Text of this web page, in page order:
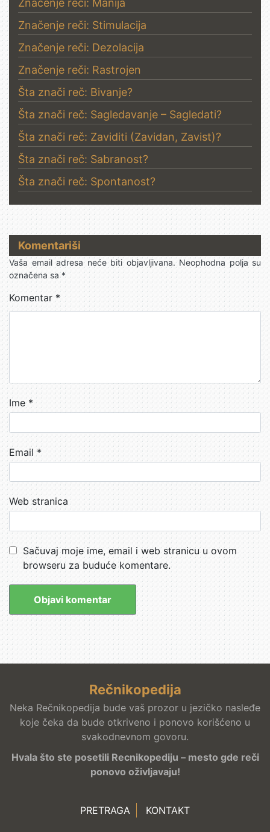
Značenje reči: Stimulacija
Značenje reči: Dezolacija
Značenje reči: Rastrojen
Šta znači reč: Bivanje?
Šta znači reč: Sagledavanje – Sagledati?
Šta znači reč: Zaviditi (Zavidan, Zavist)?
Šta znači reč: Sabranost?
Šta znači reč: Spontanost?
Komentariši
Vaša email adresa neće biti objavljivana. Neophodna polja su
označena sa*
Komentar *
Ime*
Email*
Web stranica
Sačuvaj moje ime, email i web stranicu u ovom
browseru za buduće komentare.
Rečnikopedija
Neka Rečnikopedija bude vaš prozor u jezičko nasleđe
koje čeka da bude otkriveno i ponovo korišćeno u
svakodnevnom govoru.
Hvala što ste posetili Recnikopediju – mesto gde reči
ponovo oživljavaju!
PRETRAGA KONTAKT